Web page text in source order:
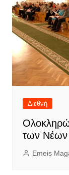
Διεθνή
των Νέων
Emeis